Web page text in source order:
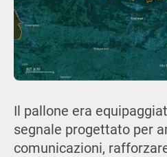
Il pallone era
segnale progettato per
comunicazioni,